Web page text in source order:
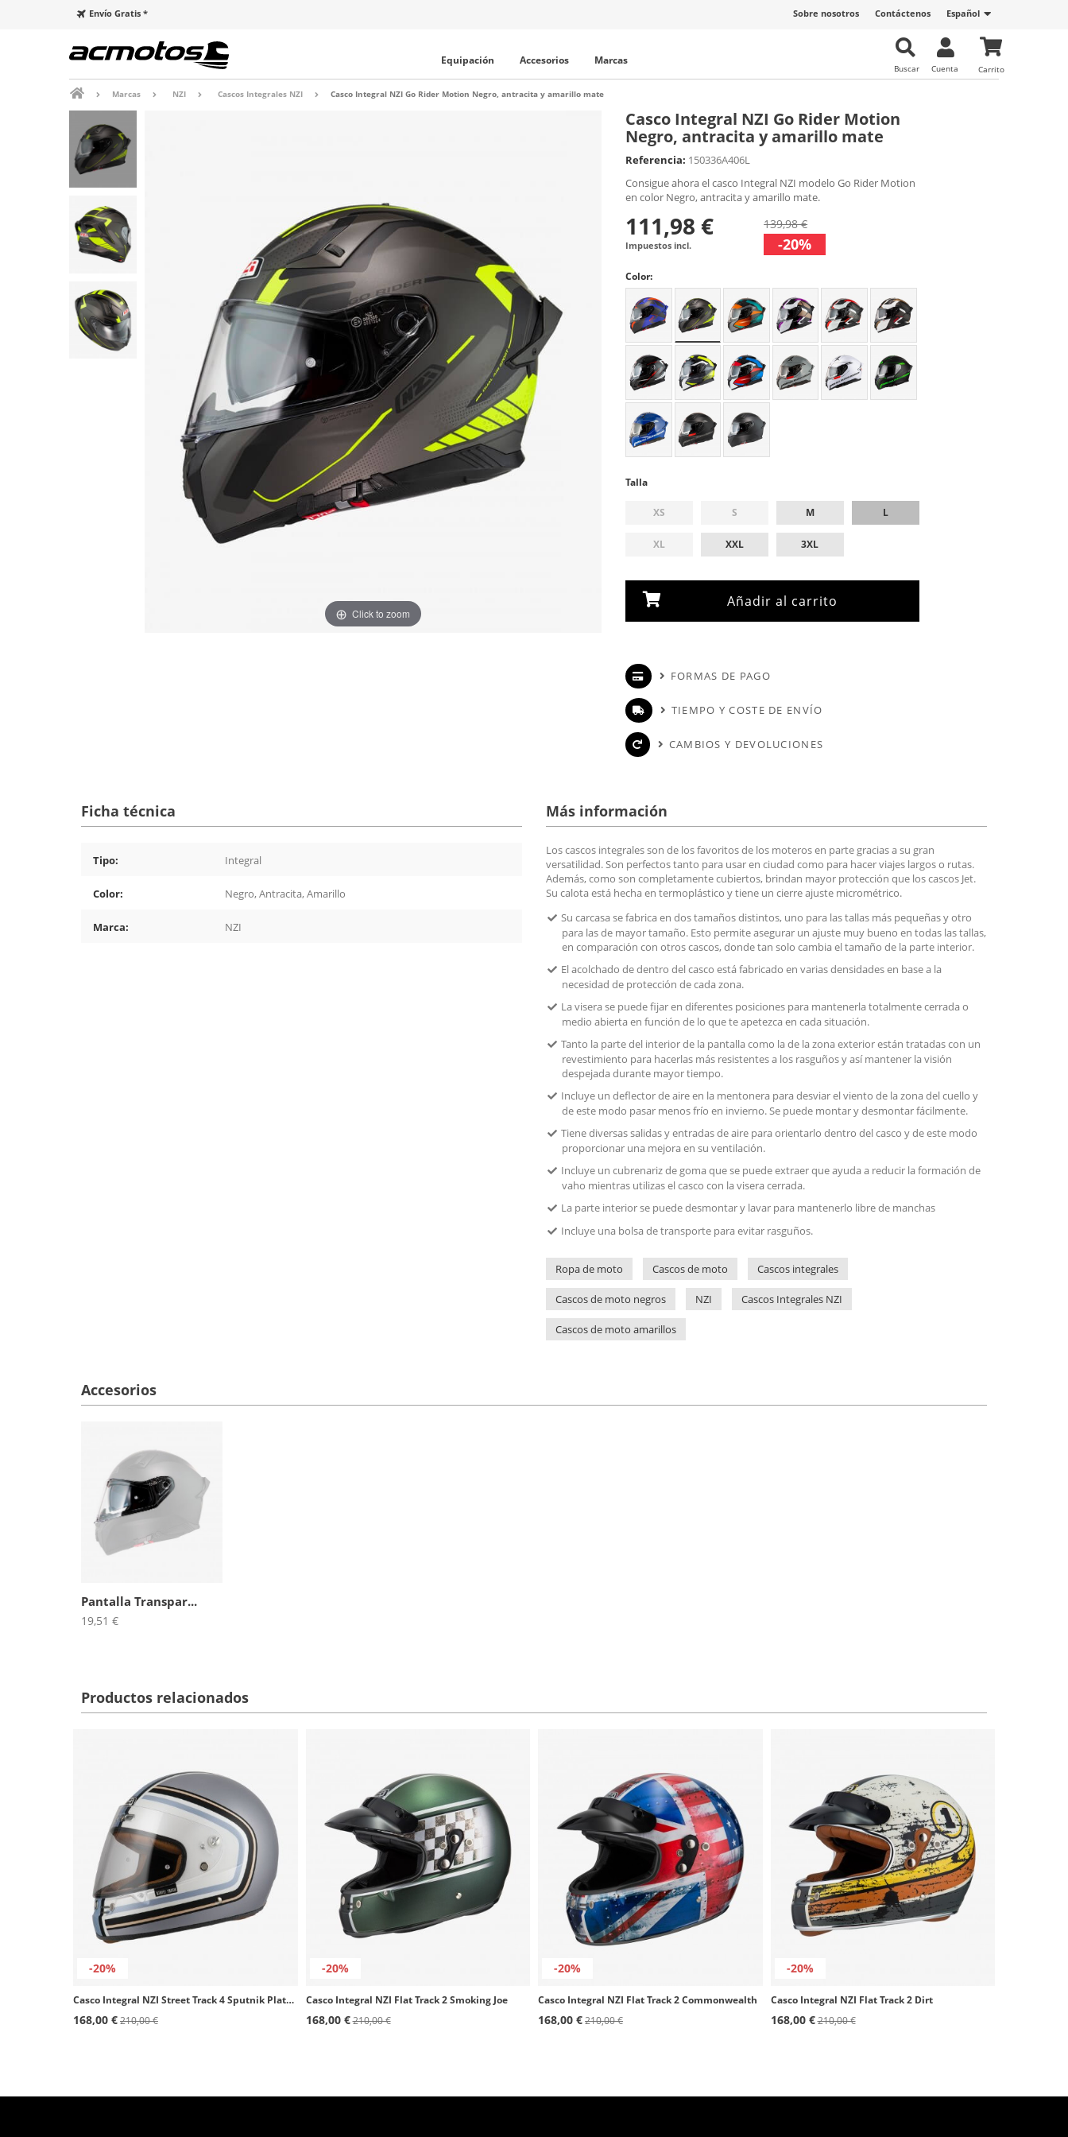
Español
Contáctenos
Sobre nosotros
Envío Gratis *
Carrito
Cuenta
Buscar
Equipación Accesorios Marcas
Marcas NZI Cascos Integrales NZI Casco Integral NZI Go Rider Motion Negro, antracita y amarillo mate
Click to zoom
Casco Integral NZI Go Rider Motion
Negro, antracita y amarillo mate
Referencia: 150336A406L
Consigue ahora el casco Integral NZI modelo Go Rider Motion
en color Negro, antracita y amarillo mate.
111,98 €
Impuestos incl.
139,98 €
-20%
Color:
Talla
XS S M L
XL XXL 3XL
Añadir al carrito
FORMAS DE PAGO
TIEMPO Y COSTE DE ENVÍO
CAMBIOS Y DEVOLUCIONES
Ficha técnica
Tipo: Integral
Color: Negro, Antracita, Amarillo
Marca: NZI
Más información
Los cascos integrales son de los favoritos de los moteros en parte gracias a su gran
versatilidad. Son perfectos tanto para usar en ciudad como para hacer viajes largos o rutas.
Además, como son completamente cubiertos, brindan mayor protección que los cascos Jet.
Su calota está hecha en termoplástico y tiene un cierre ajuste micrométrico.
Su carcasa se fabrica en dos tamaños distintos, uno para las tallas más pequeñas y otro
para las de mayor tamaño. Esto permite asegurar un ajuste muy bueno en todas las tallas,
en comparación con otros cascos, donde tan solo cambia el tamaño de la parte interior.
El acolchado de dentro del casco está fabricado en varias densidades en base a la
necesidad de protección de cada zona.
La visera se puede fijar en diferentes posiciones para mantenerla totalmente cerrada o
medio abierta en función de lo que te apetezca en cada situación.
Tanto la parte del interior de la pantalla como la de la zona exterior están tratadas con un
revestimiento para hacerlas más resistentes a los rasguños y así mantener la visión
despejada durante mayor tiempo.
Incluye un deflector de aire en la mentonera para desviar el viento de la zona del cuello y
de este modo pasar menos frío en invierno. Se puede montar y desmontar fácilmente.
Tiene diversas salidas y entradas de aire para orientarlo dentro del casco y de este modo
proporcionar una mejora en su ventilación.
Incluye un cubrenariz de goma que se puede extraer que ayuda a reducir la formación de
vaho mientras utilizas el casco con la visera cerrada.
La parte interior se puede desmontar y lavar para mantenerlo libre de manchas
Incluye una bolsa de transporte para evitar rasguños.
Ropa de moto Cascos de moto Cascos integrales
Cascos de moto negros NZI Cascos Integrales NZI
Cascos de moto amarillos
Accesorios
Pantalla Transpar...
19,51 €
Productos relacionados
-20%
Casco Integral NZI Street Track 4 Sputnik Plata y azul mate
168,00 €210,00 €
-20%
Casco Integral NZI Flat Track 2 Smoking Joe
168,00 €210,00 €
-20%
Casco Integral NZI Flat Track 2 Commonwealth
168,00 €210,00 €
-20%
Casco Integral NZI Flat Track 2 Dirt
168,00 €210,00 €